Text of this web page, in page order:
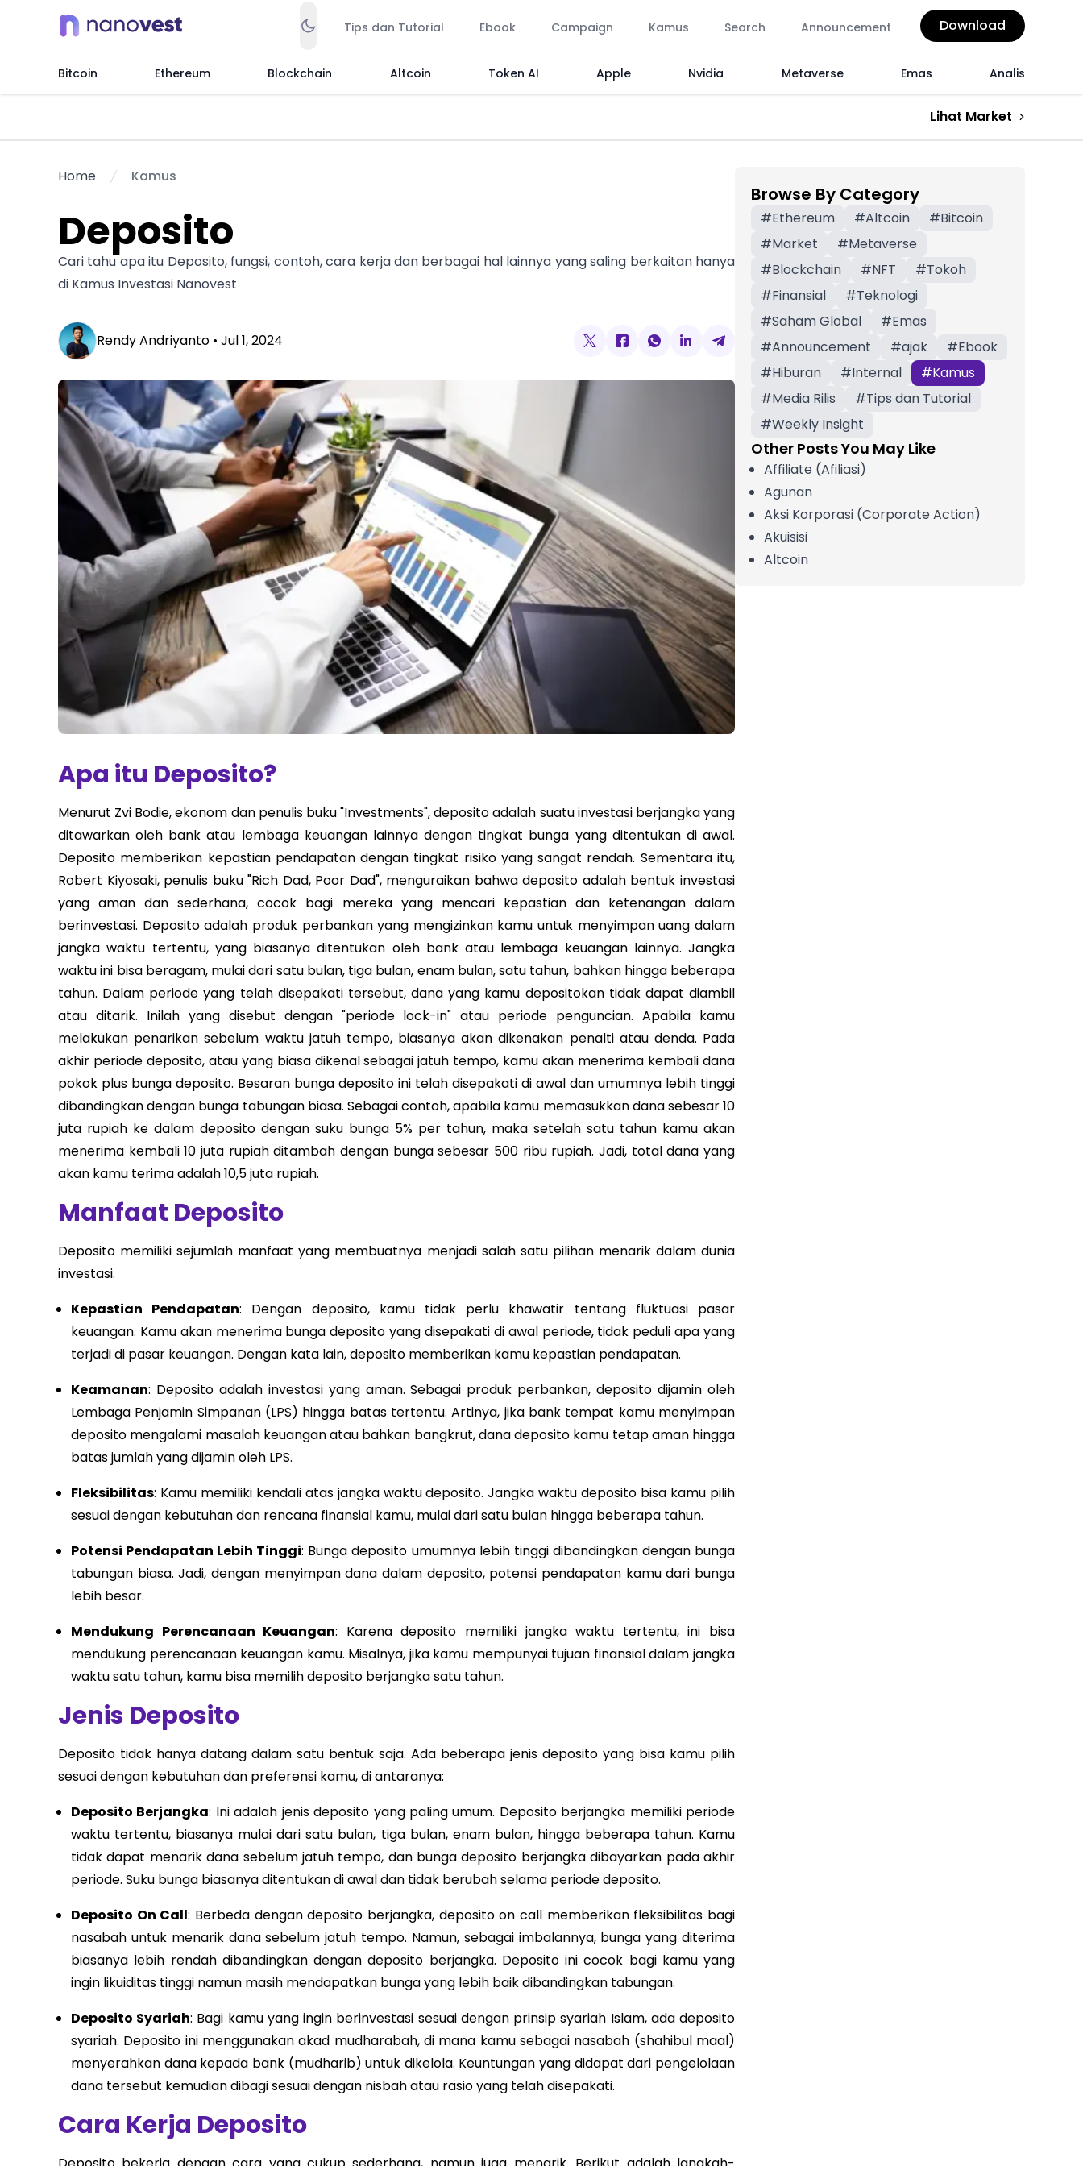
Tips dan Tutorial Ebook Campaign Kamus Search Announcement Download
Bitcoin Ethereum Blockchain Altcoin Token AI Apple Nvidia Metaverse Emas Analis
Lihat Market
Home Kamus
Deposito
Cari tahu apa itu Deposito, fungsi, contoh, cara kerja dan berbagai hal lainnya yang saling berkaitan hanya
di Kamus Investasi Nanovest
Rendy Andriyanto • Jul 1, 2024
Apa itu Deposito?
Menurut Zvi Bodie, ekonom dan penulis buku "Investments", deposito adalah suatu investasi berjangka yang
ditawarkan oleh bank atau lembaga keuangan lainnya dengan tingkat bunga yang ditentukan di awal.
Deposito memberikan kepastian pendapatan dengan tingkat risiko yang sangat rendah. Sementara itu,
Robert Kiyosaki, penulis buku "Rich Dad, Poor Dad", menguraikan bahwa deposito adalah bentuk investasi
yang aman dan sederhana, cocok bagi mereka yang mencari kepastian dan ketenangan dalam
berinvestasi. Deposito adalah produk perbankan yang mengizinkan kamu untuk menyimpan uang dalam
jangka waktu tertentu, yang biasanya ditentukan oleh bank atau lembaga keuangan lainnya. Jangka
waktu ini bisa beragam, mulai dari satu bulan, tiga bulan, enam bulan, satu tahun, bahkan hingga beberapa
tahun. Dalam periode yang telah disepakati tersebut, dana yang kamu depositokan tidak dapat diambil
atau ditarik. Inilah yang disebut dengan "periode lock-in" atau periode penguncian. Apabila kamu
melakukan penarikan sebelum waktu jatuh tempo, biasanya akan dikenakan penalti atau denda. Pada
akhir periode deposito, atau yang biasa dikenal sebagai jatuh tempo, kamu akan menerima kembali dana
pokok plus bunga deposito. Besaran bunga deposito ini telah disepakati di awal dan umumnya lebih tinggi
dibandingkan dengan bunga tabungan biasa. Sebagai contoh, apabila kamu memasukkan dana sebesar 10
juta rupiah ke dalam deposito dengan suku bunga 5% per tahun, maka setelah satu tahun kamu akan
menerima kembali 10 juta rupiah ditambah dengan bunga sebesar 500 ribu rupiah. Jadi, total dana yang
akan kamu terima adalah 10,5 juta rupiah.
Manfaat Deposito
Deposito memiliki sejumlah manfaat yang membuatnya menjadi salah satu pilihan menarik dalam dunia
investasi.
Kepastian Pendapatan: Dengan deposito, kamu tidak perlu khawatir tentang fluktuasi pasar
keuangan. Kamu akan menerima bunga deposito yang disepakati di awal periode, tidak peduli apa yang
terjadi di pasar keuangan. Dengan kata lain, deposito memberikan kamu kepastian pendapatan.
Keamanan: Deposito adalah investasi yang aman. Sebagai produk perbankan, deposito dijamin oleh
Lembaga Penjamin Simpanan (LPS) hingga batas tertentu. Artinya, jika bank tempat kamu menyimpan
deposito mengalami masalah keuangan atau bahkan bangkrut, dana deposito kamu tetap aman hingga
batas jumlah yang dijamin oleh LPS.
Fleksibilitas: Kamu memiliki kendali atas jangka waktu deposito. Jangka waktu deposito bisa kamu pilih
sesuai dengan kebutuhan dan rencana finansial kamu, mulai dari satu bulan hingga beberapa tahun.
Potensi Pendapatan Lebih Tinggi: Bunga deposito umumnya lebih tinggi dibandingkan dengan bunga
tabungan biasa. Jadi, dengan menyimpan dana dalam deposito, potensi pendapatan kamu dari bunga
lebih besar.
Mendukung Perencanaan Keuangan: Karena deposito memiliki jangka waktu tertentu, ini bisa
mendukung perencanaan keuangan kamu. Misalnya, jika kamu mempunyai tujuan finansial dalam jangka
waktu satu tahun, kamu bisa memilih deposito berjangka satu tahun.
Jenis Deposito
Deposito tidak hanya datang dalam satu bentuk saja. Ada beberapa jenis deposito yang bisa kamu pilih
sesuai dengan kebutuhan dan preferensi kamu, di antaranya:
Deposito Berjangka: Ini adalah jenis deposito yang paling umum. Deposito berjangka memiliki periode
waktu tertentu, biasanya mulai dari satu bulan, tiga bulan, enam bulan, hingga beberapa tahun. Kamu
tidak dapat menarik dana sebelum jatuh tempo, dan bunga deposito berjangka dibayarkan pada akhir
periode. Suku bunga biasanya ditentukan di awal dan tidak berubah selama periode deposito.
Deposito On Call: Berbeda dengan deposito berjangka, deposito on call memberikan fleksibilitas bagi
nasabah untuk menarik dana sebelum jatuh tempo. Namun, sebagai imbalannya, bunga yang diterima
biasanya lebih rendah dibandingkan dengan deposito berjangka. Deposito ini cocok bagi kamu yang
ingin likuiditas tinggi namun masih mendapatkan bunga yang lebih baik dibandingkan tabungan.
Deposito Syariah: Bagi kamu yang ingin berinvestasi sesuai dengan prinsip syariah Islam, ada deposito
syariah. Deposito ini menggunakan akad mudharabah, di mana kamu sebagai nasabah (shahibul maal)
menyerahkan dana kepada bank (mudharib) untuk dikelola. Keuntungan yang didapat dari pengelolaan
dana tersebut kemudian dibagi sesuai dengan nisbah atau rasio yang telah disepakati.
Cara Kerja Deposito
Browse By Category
#Ethereum #Altcoin #Bitcoin
#Market #Metaverse
#Blockchain #NFT #Tokoh
#Finansial #Teknologi
#Saham Global #Emas
#Announcement #ajak #Ebook
#Hiburan #Internal #Kamus
#Media Rilis #Tips dan Tutorial
#Weekly Insight
Other Posts You May Like
Affiliate (Afiliasi)
Agunan
Aksi Korporasi (Corporate Action)
Akuisisi
Altcoin